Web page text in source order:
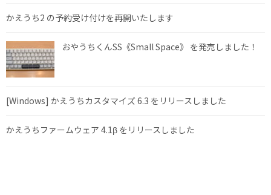
かえうち2 の予約受け付けを再開いたします
おやうちくんSS《Small Space》 を発売しました！
[Windows] かえうちカスタマイズ 6.3 をリリースしました
かえうちファームウェア 4.1β をリリースしました